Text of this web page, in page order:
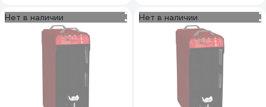
Нет в наличии Нет в наличии